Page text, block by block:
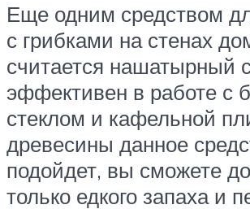
Еще одним средством
с грибками на стенах
считается нашатырный
эффективен в работе с
стеклом и кафельной
древесины данное
подойдет, вы сможете
только едкого запаха и